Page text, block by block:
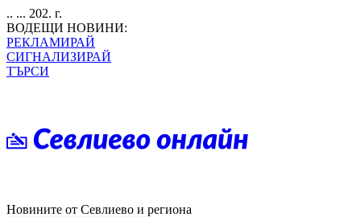
.. ... 202. г.
ВОДЕЩИ НОВИНИ:
РЕКЛАМИРАЙ
СИГНАЛИЗИРАЙ
ТЪРСИ
Новините от Севлиево и региона